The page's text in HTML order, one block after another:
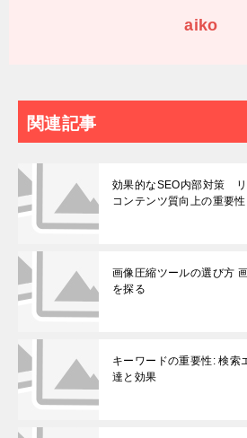
aiko
関連記事
効果的なSEO内部対策 リ
コンテンツ質向上の重要性
画像圧縮ツールの選び方
を探る
キーワードの重要性: 検索
達と効果